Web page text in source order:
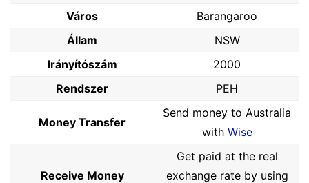
Város
Barangaroo
Állam
NSW
Irányítószám
2000
Rendszer
PEH
Money Transfer
Send money to Australia
with Wise
Receive Money
Get paid at the real
exchange rate by using